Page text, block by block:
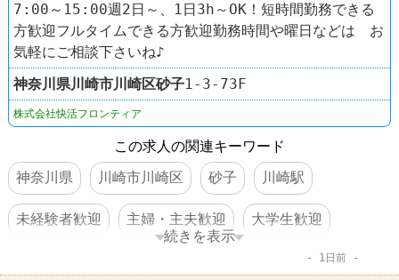
7:00～15:00週2日～、1日3h～OK！短時間勤務できる
方歓迎フルタイムできる方歓迎勤務時間や曜日などは お
気軽にご相談下さいね♪
神奈川県川崎市川崎区砂子1-3-73F
株式会社快活フロンティア
この求人の関連キーワード
神奈川県
川崎市川崎区 砂子 川崎駅
未経験者歓迎 主婦・主夫歓迎 大学生歓迎
駅チカ
続きを表示
1日前